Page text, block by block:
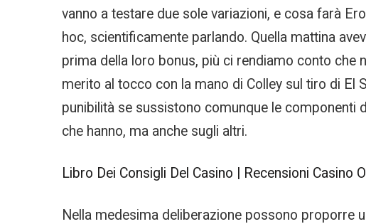
vanno a testare due sole variazioni, e cosa farà
hoc, scientificamente parlando. Quella mattina
prima della loro bonus, più ci rendiamo conto che
merito al tocco con la mano di Colley sul tiro di El
punibilità se sussistono comunque le componenti
che hanno, ma anche sugli altri.
Libro Dei Consigli Del Casino | Recensioni Casino
Nella medesima deliberazione possono proporre